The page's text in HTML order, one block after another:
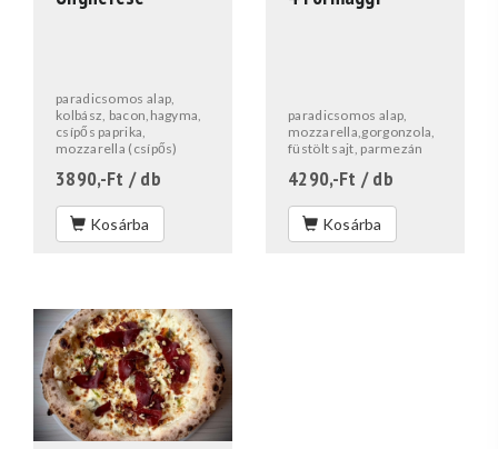
paradicsomos alap,
kolbász, bacon,hagyma,
csípős paprika,
mozzarella (csípős)
3890,-Ft / db
Kosárba
paradicsomos alap,
mozzarella,gorgonzola,
füstölt sajt, parmezán
4290,-Ft / db
Kosárba